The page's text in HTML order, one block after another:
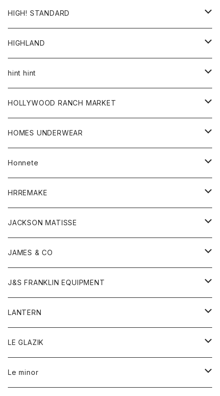
帽子
HIGH! STANDARD
アウター
ジャケット
トップス
シャツ
カーディガン
ボトム
グッズ
帽子
HIGHLAND
帽子
hint hint
ストール
HOLLYWOOD RANCH MARKET
アウター
カーディガン
コート
フリース
アクセサリー
ウォレット
ストール
マフラー
リング
キッズ
Tシャツ
グッズ
アンダーウェア
靴
トップス
カーディガン
ジャケット
ボトム
オーバーオール
ショートパンツ
レディース
アウター
カーディガン
HOMES UNDERWEAR
アウター
カーディガン
コート
キッズ
Tシャツ
ロンパース
グッズ
靴
ストール
トップス
カットソー
シャツ
ボトム
オーバーオール
ショートパンツ
レディース
オーバーオール
シャツ
ワンピース
ワンピース
Honnete
ブラウス
ワンピース
HRREMAKE
バック
キッズ
トレーナー
トップス
Gジャケット
スウェット
帽子
JACKSON MATISSE
Tシャツ
帽子
JAMES & CO
ボトム
J&S FRANKLIN EQUIPMENT
アウター
LANTERN
アウター
Tシャツ
LE GLAZIK
レディース
Le minor